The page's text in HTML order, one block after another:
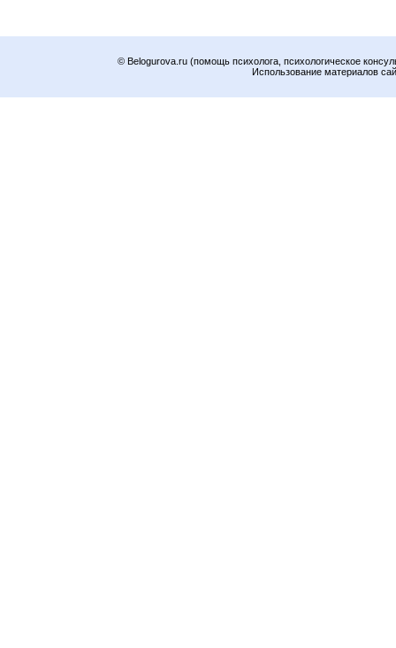
© Belogurova.ru (помощь психолога, психологическое
Использование материалов